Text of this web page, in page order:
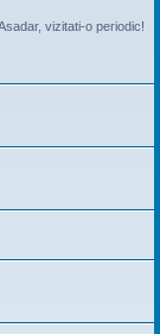
vizitati-o periodic!